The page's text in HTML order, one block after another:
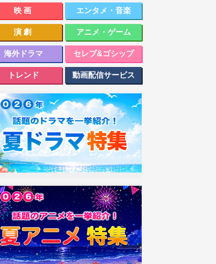
映画 エンタメ・音楽
演劇 アニメ・ゲーム
海外ドラマ セレブ&ゴシップ
トレンド 動画配信サービス